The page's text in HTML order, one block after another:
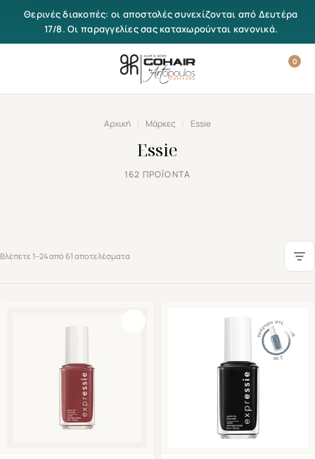
Μετάβαση στο περιεχόμενο
Θερινές διακοπές: οι αποστολές συνεχίζονται από Δευτέρα
17/8. Οι παραγγελίες σας καταχωρούνται κανονικά.
0
Αρχική / Μάρκες / Essie
Essie
162 ΠΡΟΪΌΝΤΑ
Βλέπετε 1–24 από 61 αποτελέσματα